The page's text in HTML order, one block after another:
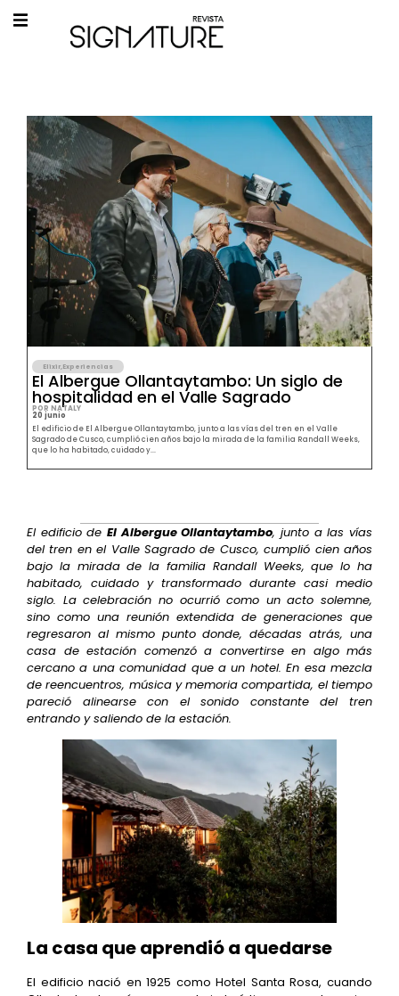
Elixir Experiencias
El Albergue Ollantaytambo: Un siglo de
hospitalidad en el Valle Sagrado
POR NATALY
20 junio
El edificio de El Albergue Ollantaytambo, junto a las vías del tren en el Valle
Sagrado de Cusco, cumplió cien años bajo la mirada de la familia Randall Weeks,
que lo ha habitado, cuidado y...
El edificio de El Albergue Ollantaytambo, junto a las vías
del tren en el Valle Sagrado de Cusco, cumplió cien años
bajo la mirada de la familia Randall Weeks, que lo ha
habitado, cuidado y transformado durante casi medio
siglo. La celebración no ocurrió como un acto solemne,
sino como una reunión extendida de generaciones que
regresaron al mismo punto donde, décadas atrás, una
casa de estación comenzó a convertirse en algo más
cercano a una comunidad que a un hotel. En esa mezcla
de reencuentros, música y memoria compartida, el tiempo
pareció alinearse con el sonido constante del tren
entrando y saliendo de la estación.
La casa que aprendió a quedarse
El edificio nació en 1925 como Hotel Santa Rosa, cuando